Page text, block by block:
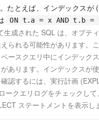
たとえば、インデックスが
ON t.a = x AND t.b =
生成された SQL は、オプテ
られる可能性があります。こ
ースクエリ中にインデック
あります。インデックスが
認するには、実行計画
ークエリログをチェックし
ステートメントを表示し